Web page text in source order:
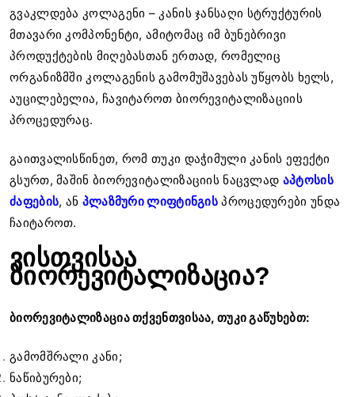
გვაკლდება კოლაგენი – კანის ჯანსაღი სტრუქტურის
მთავარი კომპონენტი, ამიტომაც იმ ბუნებრივი
პროდუქტების მიღებასთან ერთად, რომელიც
ორგანიზმში კოლაგენის გამომუშავებას უწყობს ხელს,
აუცილებელია, ჩავიტაროთ ბიორევიტალიზაციის
პროცედურაც.
გაითვალისწინეთ, რომ თუკი დაჭიმული კანის ეფექტი
გსურთ, მაშინ ბიორევიტალიზაციის ნაცვლად აპტოსის
ძაფების, ან პლაზმური ლიფტინგის პროცედურები უნდა
ჩაიტაროთ.
ვისთვისაა
ბიორევიტალიზაცია?
ბიორევიტალიზაცია თქვენთვისაა, თუკი გაწუხებთ:
გამომშრალი კანი;
ნაწიბურები;